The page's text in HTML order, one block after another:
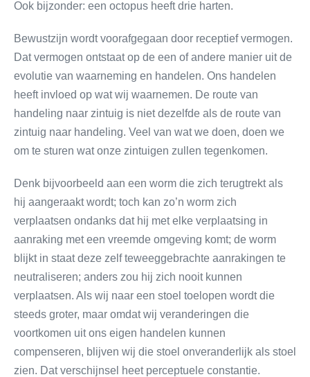
Ook bijzonder: een octopus heeft drie harten.
Bewustzijn wordt voorafgegaan door receptief vermogen.
Dat vermogen ontstaat op de een of andere manier uit de
evolutie van waarneming en handelen. Ons handelen
heeft invloed op wat wij waarnemen. De route van
handeling naar zintuig is niet dezelfde als de route van
zintuig naar handeling. Veel van wat we doen, doen we
om te sturen wat onze zintuigen zullen tegenkomen.
Denk bijvoorbeeld aan een worm die zich terugtrekt als
hij aangeraakt wordt; toch kan zo’n worm zich
verplaatsen ondanks dat hij met elke verplaatsing in
aanraking met een vreemde omgeving komt; de worm
blijkt in staat deze zelf teweeggebrachte aanrakingen te
neutraliseren; anders zou hij zich nooit kunnen
verplaatsen. Als wij naar een stoel toelopen wordt die
steeds groter, maar omdat wij veranderingen die
voortkomen uit ons eigen handelen kunnen
compenseren, blijven wij die stoel onveranderlijk als stoel
zien. Dat verschijnsel heet perceptuele constantie.